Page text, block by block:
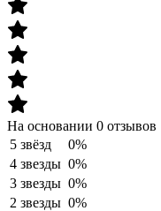
На основании 0 отзывов
5 звёзд
0%
4 звезды 0%
3 звезды 0%
2 звезды 0%